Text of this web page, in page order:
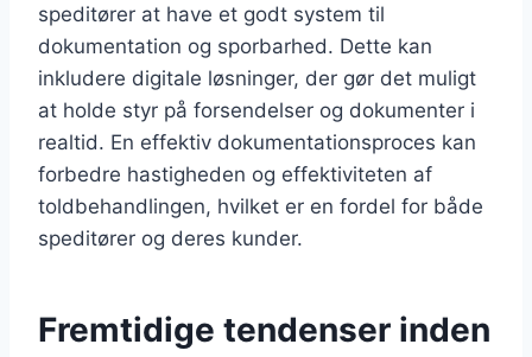
speditører at have et godt system til
dokumentation og sporbarhed. Dette kan
inkludere digitale løsninger, der gør det muligt
at holde styr på forsendelser og dokumenter i
realtid. En effektiv dokumentationsproces kan
forbedre hastigheden og effektiviteten af
toldbehandlingen, hvilket er en fordel for både
speditører og deres kunder.
Fremtidige tendenser inden